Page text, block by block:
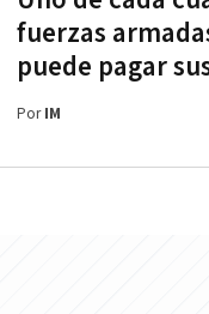
fuerzas
puede pagar
PorIM